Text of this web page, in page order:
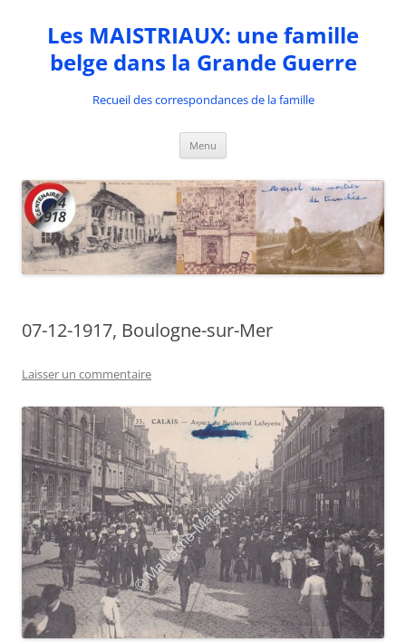
contenuLes MAISTRIAUX: une famille
belge dans la Grande Guerre
Recueil des correspondances de la famille
Menu
07-12-1917, Boulogne-sur-Mer
Laisser un commentaire